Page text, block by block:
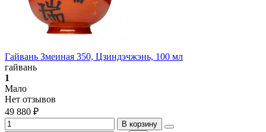
Гайвань Змеиная 350, Цзиндэчжэнь, 100 мл
гайвань
1
Мало
Нет отзывов
49 880 ₽
В корзину